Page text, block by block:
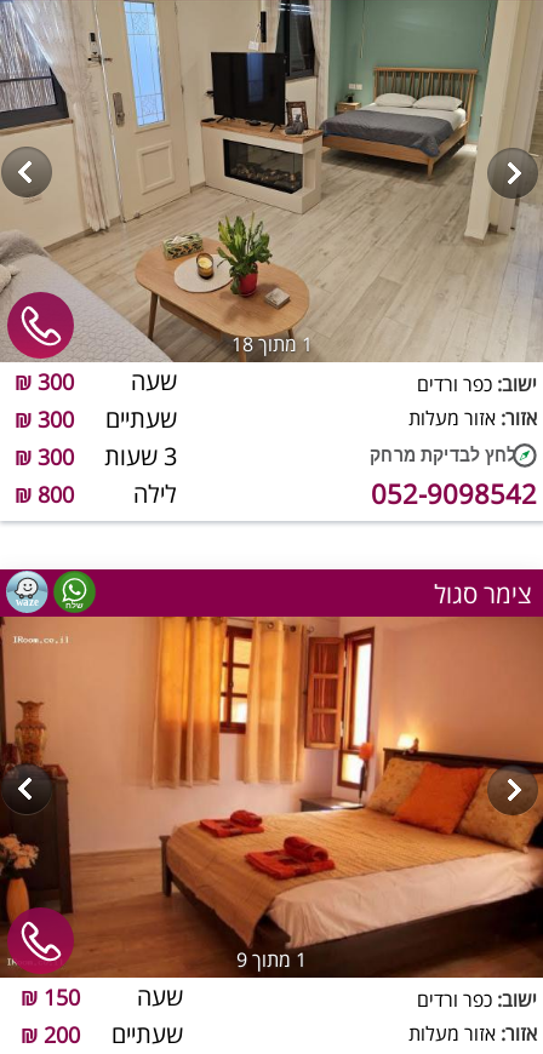
1מתוך 18
שעה 300 ₪
שעתיים 300 ₪
3 שעות 300 ₪
לילה 800 ₪
ישוב: כפר ורדים
אזור: אזור מעלות
052-9098542
צימר סגול
1 מתוך 9
שעה 150 ₪
שעתיים 200 ₪
ישוב: כפר ורדים
אזור: אזור מעלות